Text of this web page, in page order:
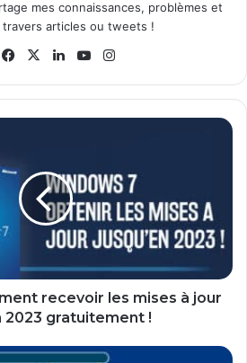
mes connaissances, problèmes et
articles ou tweets !
WebsiteFacebook
X LinkedinYouTube
recevoir les mises à jour
2023 gratuitement !